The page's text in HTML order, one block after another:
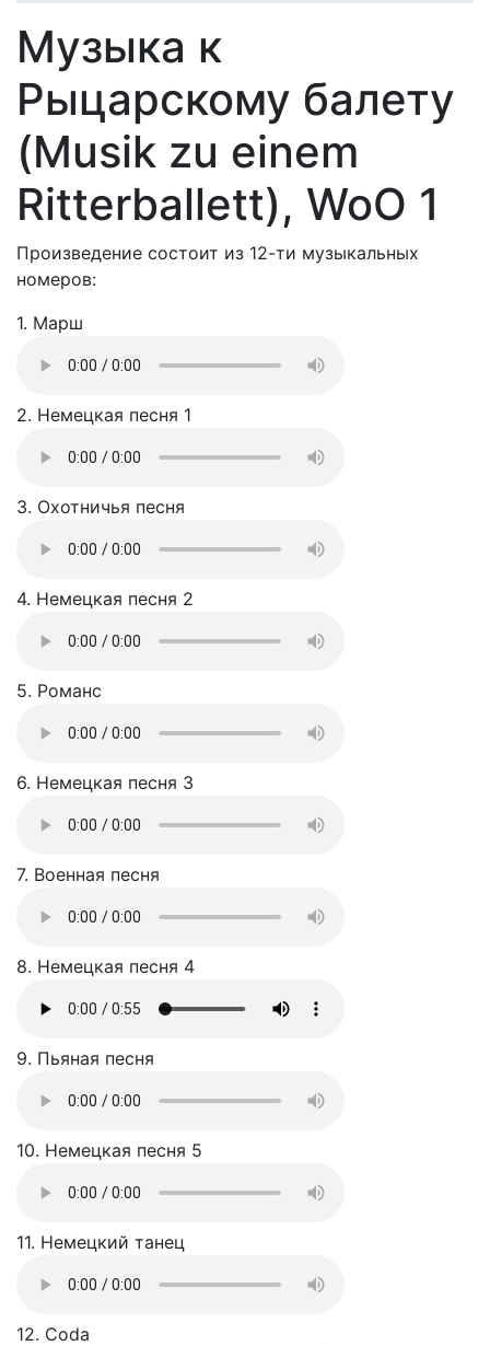
Музыка к
Рыцарскому балету
(Musik zu einem
Ritterballett), WoO 1
Произведение состоит из 12-ти музыкальных
номеров:
1. Марш
2. Немецкая песня 1
3. Охотничья песня
4. Немецкая песня 2
5. Романс
6. Немецкая песня 3
7. Военная песня
8. Немецкая песня 4
9. Пьяная песня
10. Немецкая песня 5
11. Немецкий танец
12. Coda